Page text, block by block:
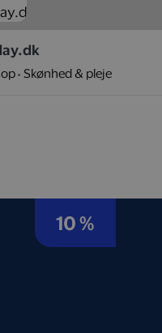
Skønhed & pleje
10 %